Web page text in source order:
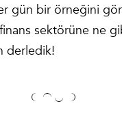
gün bir örneğini
sektörüne ne
derledik!